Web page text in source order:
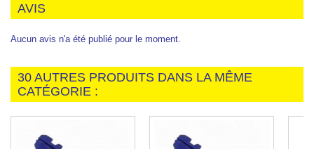
AVIS
Aucun avis n'a été publié pour le moment.
30 AUTRES PRODUITS DANS LA MÊME
CATÉGORIE :